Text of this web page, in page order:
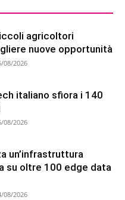
agricoltori
nuove opportunità
08/2026
italiano sfiora i 140
08/2026
un’infrastruttura
su oltre 100 edge data
08/2026